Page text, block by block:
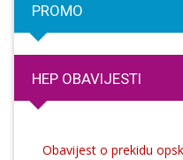
PROMO
HEP OBAVIJESTI
Obavijest o prekidu